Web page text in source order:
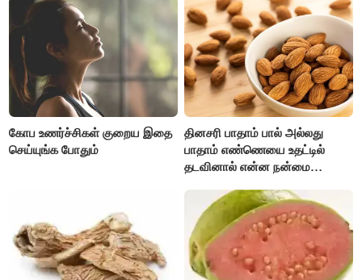
தமிழ்நாடு அரசு அதிரடி..!
எதிர்பார்த்த உதவிகள் கிடைக்கும்.
பணவரத்து கூடும்..!
கோப உணர்ச்சிகள் குறைய இதை
செய்யுங்க போதும்
தினசரி பாதாம் பால் அல்லது
பாதாம் எண்ணெயை உதட்டில்
தடவினால் என்ன நன்மை